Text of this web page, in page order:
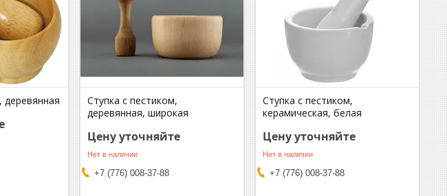
деревянная
Ступка с пестиком,
деревянная, широкая
Цену уточняйте
Нет в наличии
+7 (776) 008-37-88
Ступка с пестиком,
керамическая, белая
Цену уточняйте
Нет в наличии
+7 (776) 008-37-88